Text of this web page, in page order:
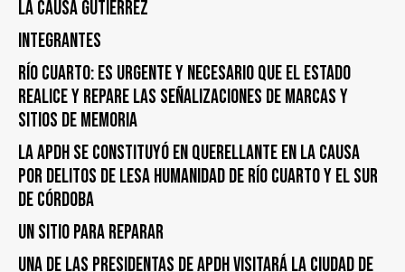
la Causa Gutiérrez
Integrantes
Río Cuarto: es urgente y necesario que el Estado
realice y repare las señalizaciones de marcas y
sitios de memoria
La APDH se constituyó en querellante en la causa
por delitos de lesa humanidad de Río Cuarto y el Sur
de Córdoba
UN SITIO PARA REPARAR
UNA DE LAS PRESIDENTAS DE APDH VISITARÁ LA CIUDAD DE